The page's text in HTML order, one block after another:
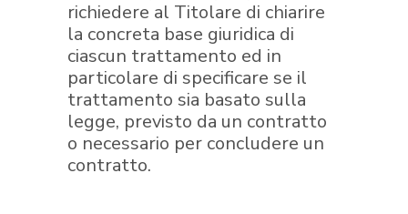
richiedere al Titolare di chiarire
la concreta base giuridica di
ciascun trattamento ed in
particolare di specificare se il
trattamento sia basato sulla
legge, previsto da un contratto
o necessario per concludere un
contratto.